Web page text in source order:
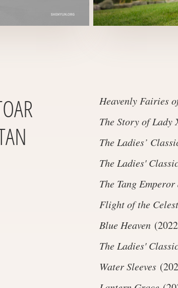
Heavenly Fairies
The Story of Lady
The Ladies’
The Ladies'
The Tang
Flight of the
Blue Heaven
The Ladies'
Water Sleeves